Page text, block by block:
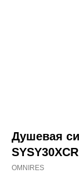
Душевая
SYSY30XCR
OMNIRES